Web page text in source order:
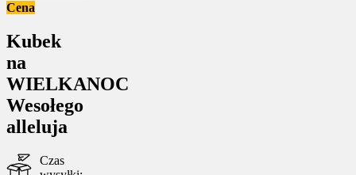
Cena
Kubek
na
WIELKANOC
Wesołego
alleluja
Czas